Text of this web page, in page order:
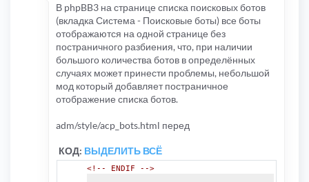
В phpBB3 на странице списка поисковых ботов
(вкладка Система - Поисковые боты) все боты
отображаются на одной странице без
постраничного разбиения, что, при наличии
большого количества ботов в определённых
случаях может принести проблемы, небольшой
мод который добавляет постраничное
отображение списка ботов.
adm/style/acp_bots.html перед
КОД: ВЫДЕЛИТЬ ВСЁ
<!-- ENDIF -->